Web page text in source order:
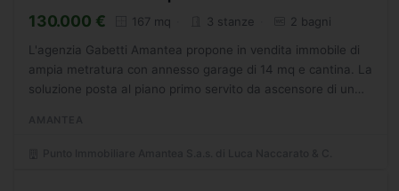
130.000 € 167 mq 3 stanze 2 bagni
L'agenzia Gabetti Amantea propone in vendita immobile di
ampia metratura con annesso garage di 14 mq e cantina. La
soluzione posta al piano primo servito da ascensore di un